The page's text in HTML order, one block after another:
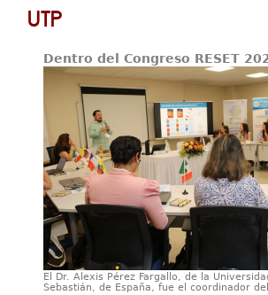
Servicios
Extensión
Eventos
Contáctenos
aquíUTP
Dentro del Congreso RESET
El Dr. Alexis Pérez Fargallo, de la
Sebastián, de España, fue el coordinador